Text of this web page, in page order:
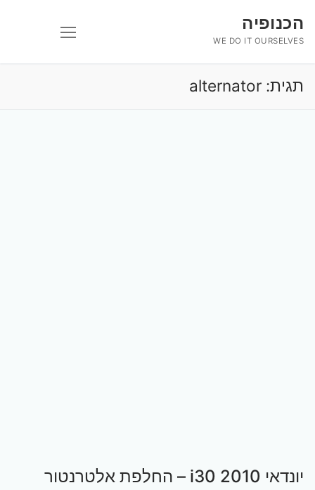
לתוכןהכנופיה
WE DO IT OURSELVES
תגית: alternator
יונדאי i30 2010 – החלפת אלטרנטור